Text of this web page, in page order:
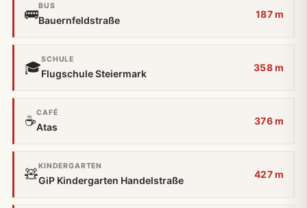
🚌
BUS
Bauernfeldstraße
187 m
🎓
SCHULE
Flugschule Steiermark
358 m
☕
CAFÉ
Atas
376 m
🧸
KINDERGARTEN
GiP Kindergarten Handelstraße
427 m